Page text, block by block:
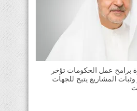
برامح عمل الحكومات تؤخر
وثبات المشاريع يتيح للجهات